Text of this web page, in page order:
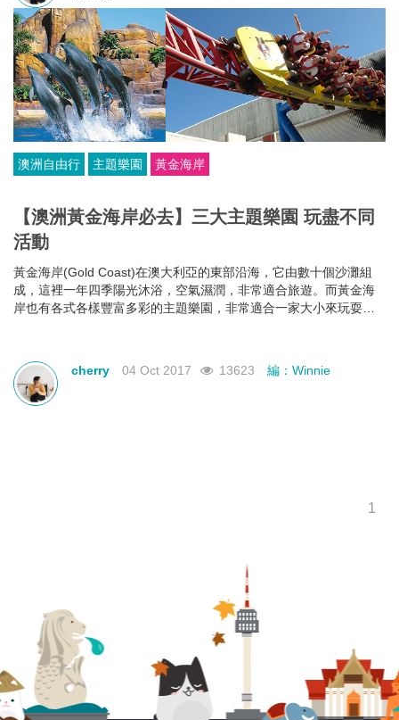
澳洲自由行 主題樂園 黃金海岸
【澳洲黃金海岸必去】三大主題樂園 玩盡不同
活動
黃金海岸(Gold Coast)在澳大利亞的東部沿海，它由數十個沙灘組
成，這裡一年四季陽光沐浴，空氣濕潤，非常適合旅遊。而黃金海
岸也有各式各樣豐富多彩的主題樂園，非常適合一家大小來玩耍，
cherry 04 Oct 2017 13623 編：Winnie
1